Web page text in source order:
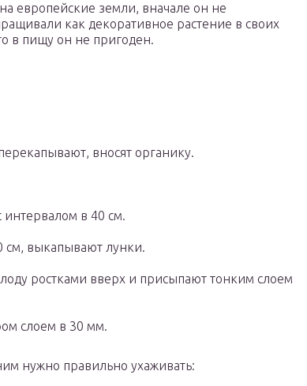
европейские земли, вначале он не
как декоративное растение в своих
в пищу он не пригоден.
вносят органику.
в 40 см.
см, выкапывают лунки.
ростками вверх и присыпают тонким слоем
слоем в 30 мм.
нужно правильно ухаживать: